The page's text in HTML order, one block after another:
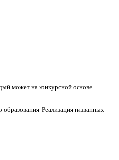
может на конкурсной основе
Реализация названных